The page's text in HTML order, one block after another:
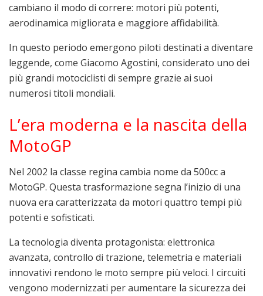
cambiano il modo di correre: motori più potenti,
aerodinamica migliorata e maggiore affidabilità.
In questo periodo emergono piloti destinati a diventare
leggende, come Giacomo Agostini, considerato uno dei
più grandi motociclisti di sempre grazie ai suoi
numerosi titoli mondiali.
L’era moderna e la nascita della
MotoGP
Nel 2002 la classe regina cambia nome da 500cc a
MotoGP. Questa trasformazione segna l’inizio di una
nuova era caratterizzata da motori quattro tempi più
potenti e sofisticati.
La tecnologia diventa protagonista: elettronica
avanzata, controllo di trazione, telemetria e materiali
innovativi rendono le moto sempre più veloci. I circuiti
vengono modernizzati per aumentare la sicurezza dei